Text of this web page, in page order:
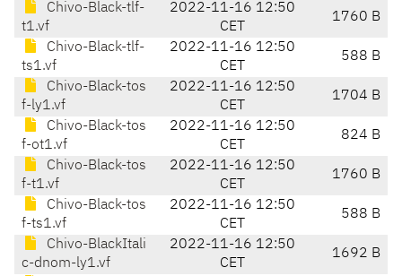
Chivo-Black-tlf-
t1.vf
2022-11-16 12:50
CET
1760 B
Chivo-Black-tlf-
ts1.vf
2022-11-16 12:50
CET
588 B
Chivo-Black-tos
f-ly1.vf
2022-11-16 12:50
CET
1704 B
Chivo-Black-tos
f-ot1.vf
2022-11-16 12:50
CET
824 B
Chivo-Black-tos
f-t1.vf
2022-11-16 12:50
CET
1760 B
Chivo-Black-tos
f-ts1.vf
2022-11-16 12:50
CET
588 B
Chivo-BlackItali
c-dnom-ly1.vf
2022-11-16 12:50
CET
1692 B